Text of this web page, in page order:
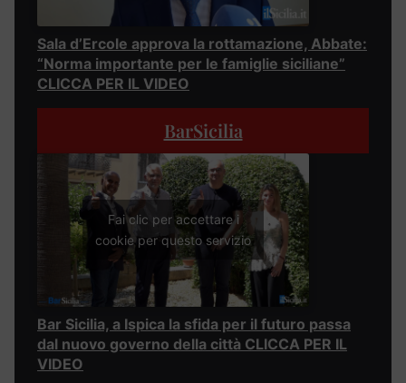
Sala d’Ercole approva la rottamazione, Abbate:
“Norma importante per le famiglie siciliane”
CLICCA PER IL VIDEO
BarSicilia
Fai clic per accettare i
cookie per questo servizio
Bar Sicilia, a Ispica la sfida per il futuro passa
dal nuovo governo della città CLICCA PER IL
VIDEO